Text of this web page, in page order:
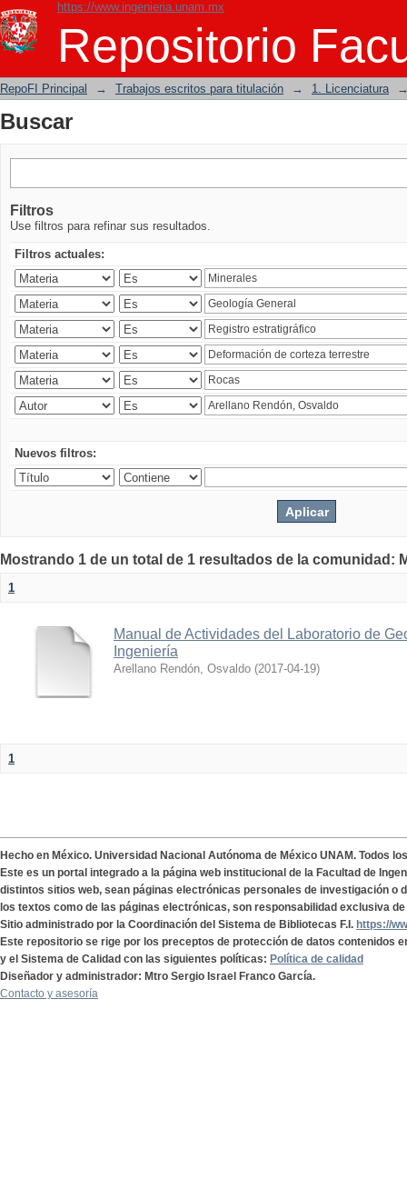
https://www.ingenieria.unam.mx
Repositorio
Buscar
RepoFI Principal → Trabajos escritos para titulación → 1. Licenciatura
Buscar
Filtros
Use filtros para refinar sus resultados.
Filtros actuales:
Nuevos filtros:
Mostrando 1 de un total de 1 resultados de la comunidad:
1
Manual de Actividades del Laboratorio de
Ingeniería
Arellano Rendón, Osvaldo (2017-04-19)
1
Hecho en México. Universidad Nacional Autónoma de México UNAM. Todos
Este es un portal integrado a la página web institucional de la Facultad de
distintos sitios web, sean páginas electrónicas personales de investigación o
los textos como de las páginas electrónicas, son responsabilidad exclusiva
Sitio administrado por la Coordinación del Sistema de Bibliotecas F.I. https://
Este repositorio se rige por los preceptos de protección de datos contenidos
y el Sistema de Calidad con las siguientes políticas: Política de calidad
Diseñador y administrador: Mtro Sergio Israel Franco García.
Contacto y asesoría